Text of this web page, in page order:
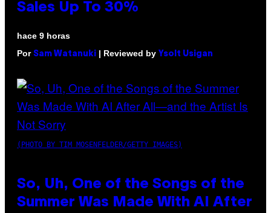
Sales Up To 30%
hace 9 horas
Por Sam Watanuki | Reviewed by Ysolt Usigan
(PHOTO BY TIM MOSENFELDER/GETTY IMAGES)
So, Uh, One of the Songs of the
Summer Was Made With AI After